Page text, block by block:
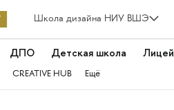
Школа дизайна НИУ ВШЭ
ДПО Детская школа Лицей
CREATIVE HUB Ещё